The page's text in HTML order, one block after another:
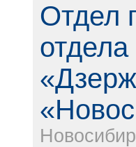
Отдел